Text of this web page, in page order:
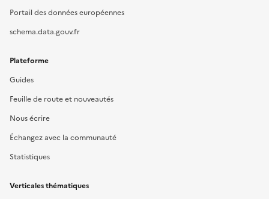
Portail des données européennes
schema.data.gouv.fr
Plateforme
Guides
Feuille de route et nouveautés
Nous écrire
Échangez avec la communauté
Statistiques
Verticales thématiques